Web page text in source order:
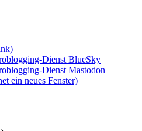
Dienst BlueSky
Dienst Mastodon
ein neues Fenster)